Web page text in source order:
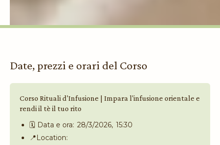
Date, prezzi e orari del Corso
Corso Rituali d'Infusione | Impara l'infusione orientale e
rendi il tè il tuo rito
🗓️ Data e ora: 28/3/2026, 15:30
📍Location: